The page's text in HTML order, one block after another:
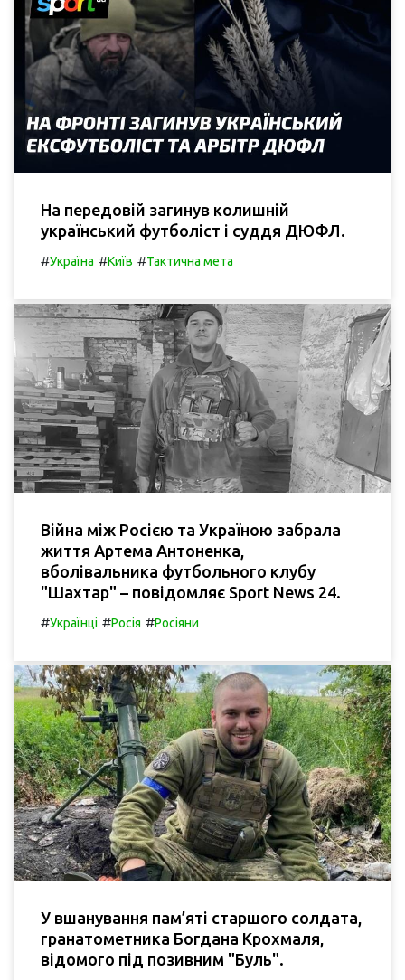
На передовій загинув колишній
український футболіст і суддя ДЮФЛ.
#Україна #Київ #Тактична мета
Війна між Росією та Україною забрала
життя Артема Антоненка,
вболівальника футбольного клубу
"Шахтар" – повідомляє Sport News 24.
#Українці #Росія #Росіяни
У вшанування пам’яті старшого солдата,
гранатометника Богдана Крохмаля,
відомого під позивним "Буль".